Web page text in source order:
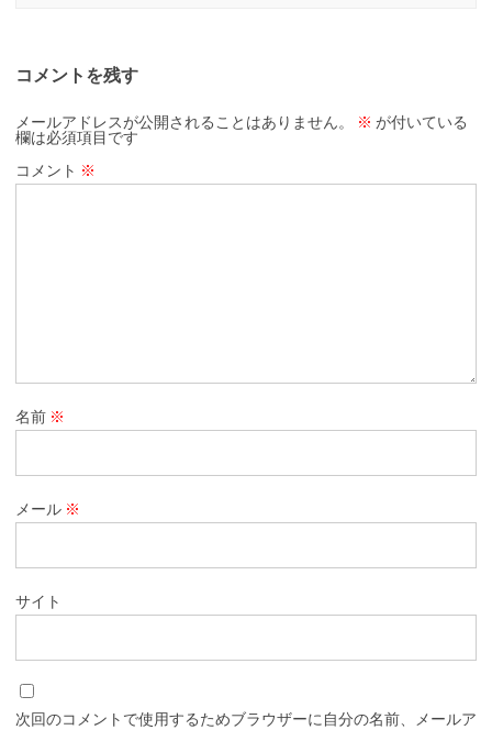
コメントを残す
メールアドレスが公開されることはありません。 ※ が付いている
欄は必須項目です
コメント ※
名前 ※
メール ※
サイト
次回のコメントで使用するためブラウザーに自分の名前、メールア